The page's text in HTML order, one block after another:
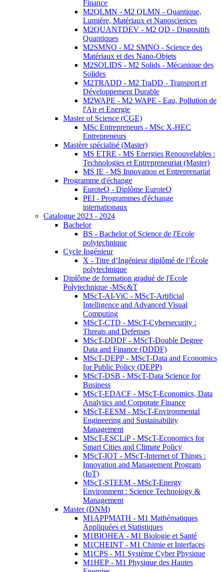
Finance
M2QLMN - M2 QLMN - Quantique,
Lumière, Matériaux et Nanosciences
M2QUANTDEV - M2 QD - Dispositifs
Quantiques
M2SMNO - M2 SMNO - Science des
Matériaux et des Nano-Objets
M2SOLIDS - M2 Solids - Mécanique des
Solides
M2TRADD - M2 TraDD - Transport et
Développement Durable
M2WAPE - M2 WAPE - Eau, Pollution de
l'Air et Energie
Master of Science (CGE)
MSc Entrepreneurs - MSc X-HEC
Entrepreneurs
Mastère spécialisé (Master)
MS ETRE - MS Energies Renouvelables :
Technologies et Entrepreneuriat (Master)
MS IE - MS Innovation et Entreprenariat
Programme d'échange
EuroteQ - Diplôme EuroteQ
PEI - Programmes d'échange
internationaux
Catalogue 2023 - 2024
Bachelor
BS - Bachelor of Science de l'Ecole
polytechnique
Cycle Ingénieur
X - Titre d’Ingénieur diplômé de l’École
polytechnique
Diplôme de formation gradué de l'Ecole
Polytechnique -MSc&T
MScT-AI-ViC - MScT-Artificial
Intelligence and Advanced Visual
Computing
MScT-CTD - MScT-Cybersecurity :
Threats and Defenses
MScT-DDDF - MScT-Double Degree
Data and Finance (DDDF)
MScT-DEPP - MScT-Data and Economics
for Public Policy (DEPP)
MScT-DSB - MScT-Data Science for
Business
MScT-EDACF - MScT-Economics, Data
Analytics and Corporate Finance
MScT-EESM - MScT-Environmental
Engineering and Sustainability
Management
MScT-ESCLiP - MScT-Economics for
Smart Cities and Climate Policy
MScT-IOT - MScT-Internet of Things :
Innovation and Management Program
(IoT)
MScT-STEEM - MScT-Energy
Environment : Science Technology &
Management
Master (DNM)
M1APPMATH - M1 Mathématiques
Appliquées et Statistiques
M1BIOHEA - M1 Biologie et Santé
M1CHEINT - M1 Chimie et Interfaces
M1CPS - M1 Système Cyber Physique
M1HEP - M1 Physique des Hautes